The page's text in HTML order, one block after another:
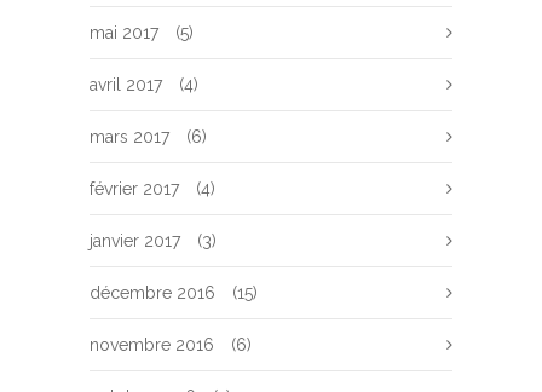
mai 2017 (5)
avril 2017 (4)
mars 2017 (6)
février 2017 (4)
janvier 2017 (3)
décembre 2016 (15)
novembre 2016 (6)